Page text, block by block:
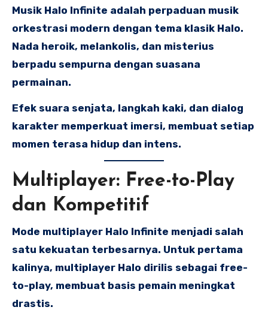
Musik Halo Infinite adalah perpaduan musik
orkestrasi modern dengan tema klasik Halo.
Nada heroik, melankolis, dan misterius
berpadu sempurna dengan suasana
permainan.
Efek suara senjata, langkah kaki, dan dialog
karakter memperkuat imersi, membuat setiap
momen terasa hidup dan intens.
Multiplayer: Free-to-Play
dan Kompetitif
Mode multiplayer Halo Infinite menjadi salah
satu kekuatan terbesarnya. Untuk pertama
kalinya, multiplayer Halo dirilis sebagai free-
to-play, membuat basis pemain meningkat
drastis.